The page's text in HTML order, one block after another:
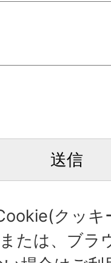
クッキ
たは、ブラ